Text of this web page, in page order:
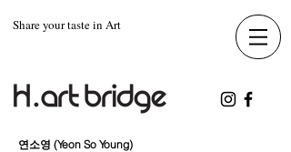
Share your taste in Art
연소영 (Yeon So Young)